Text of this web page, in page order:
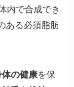
内で合成でき
ある必須脂肪
の健康を保